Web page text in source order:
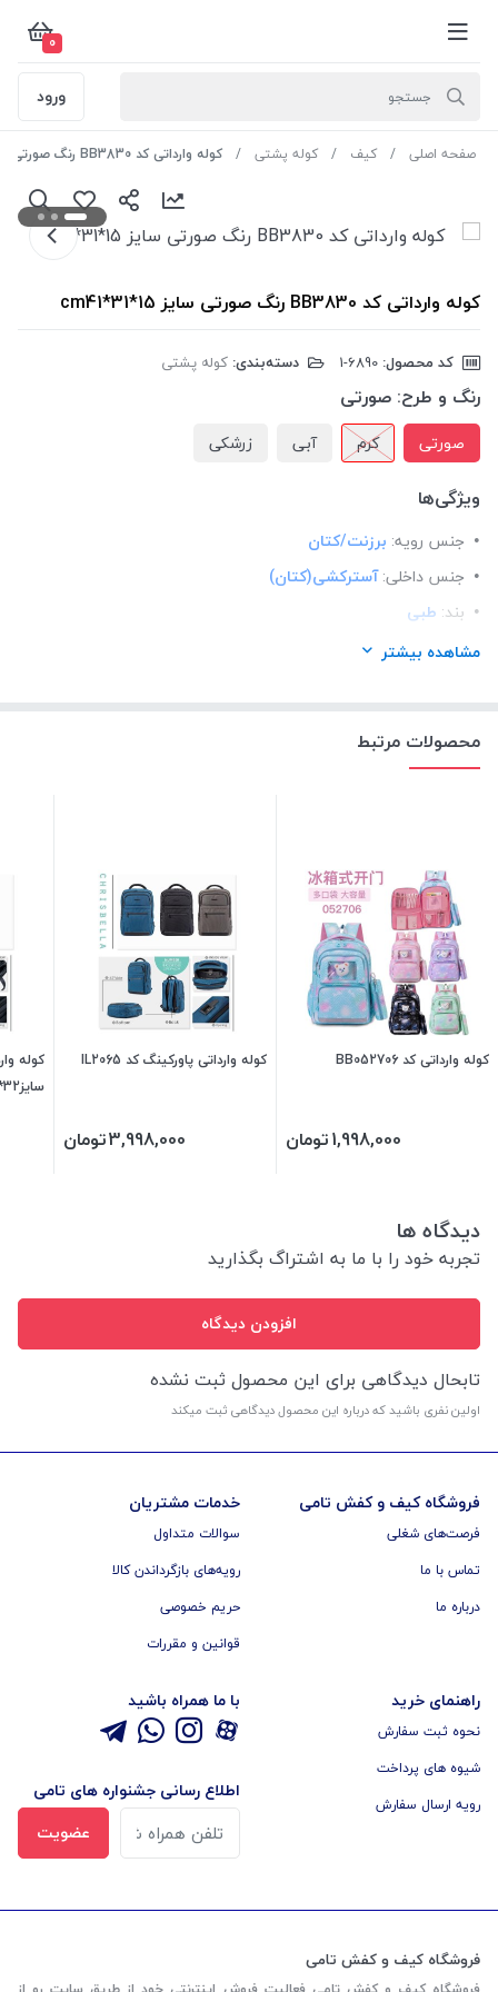
0
ورود
صفحه اصلی کیف کوله پشتی کوله وارداتی کد BB3830 رنگ صورتی سایز cm41*31*15
کوله وارداتی کد BB3830 رنگ صورتی سایز cm41*31*15
کد محصول: دسته‌بندی: کوله پشتی
رنگ و طرح: صورتی
صورتی کرم آبی زرشکی
ویژگی‌ها
جنس رویه: برزنت/کتان
جنس داخلی: آسترکشی(کتان)
بند: طبی
زیپ خارجی:
سرزیپ:چرم
قابلیت:شستشو در ماشین لباسشویی
مشاهده بیشتر
محصولات مرتبط
کوله وارداتی کد BB052706
1,998,000تومان
کوله وارداتی پاورکینگ کد IL2065
3,998,000تومان
سایز32*12*42
دیدگاه ها
تجربه خود را با ما به اشتراگ بگذارید
افزودن دیدگاه
تابحال دیدگاهی برای این محصول ثبت نشده
اولین نفری باشید که درباره این محصول دیدگاهی ثبت میکند
فروشگاه کیف و کفش تامی
فرصت‌های شغلی
تماس با ما
درباره ما
خدمات مشتریان
سوالات متداول
رویه‌های بازگرداندن کالا
حریم خصوصی
قوانین و مقررات
راهنمای خرید
نحوه ثبت سفارش
شیوه های پرداخت
رویه ارسال سفارش
با ما همراه باشید
اطلاع رسانی جشنواره های تامی
عضویت
فروشگاه کیف و کفش تامی